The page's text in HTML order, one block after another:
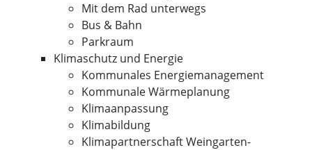
Mit dem Rad unterwegs
Bus & Bahn
Parkraum
Klimaschutz und Energie
Kommunales Energiemanagement
Kommunale Wärmeplanung
Klimaanpassung
Klimabildung
Klimapartnerschaft Weingarten-